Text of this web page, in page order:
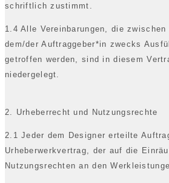
schriftlich zustimmt.
1.4 Alle Vereinbarungen, die zwischen
dem/der Auftraggeber*in zwecks
getroffen werden, sind in diesem
niedergelegt.
2. Urheberrecht und Nutzungsrechte
2.1 Jeder dem Designer erteilte
Urheberwerkvertrag, der auf die
Nutzungsrechten an den